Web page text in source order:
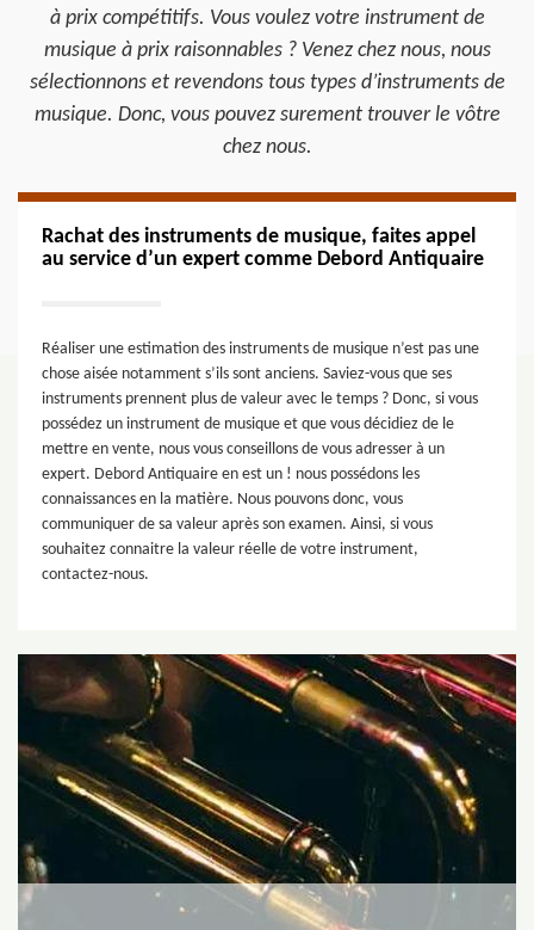
à prix compétitifs. Vous voulez votre instrument de
musique à prix raisonnables ? Venez chez nous, nous
sélectionnons et revendons tous types d’instruments de
musique. Donc, vous pouvez surement trouver le vôtre
chez nous.
Rachat des instruments de musique, faites appel
au service d’un expert comme Debord Antiquaire
Réaliser une estimation des instruments de musique n’est pas une
chose aisée notamment s’ils sont anciens. Saviez-vous que ses
instruments prennent plus de valeur avec le temps ? Donc, si vous
possédez un instrument de musique et que vous décidiez de le
mettre en vente, nous vous conseillons de vous adresser à un
expert. Debord Antiquaire en est un ! nous possédons les
connaissances en la matière. Nous pouvons donc, vous
communiquer de sa valeur après son examen. Ainsi, si vous
souhaitez connaitre la valeur réelle de votre instrument,
contactez-nous.